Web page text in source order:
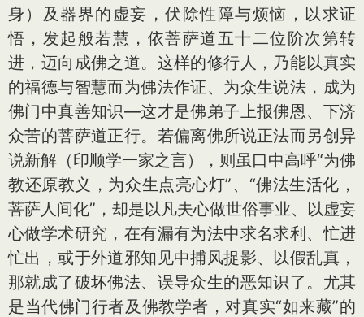
身）及器界的虚妄，伏除性障与烦恼，以求证
悟，发起般若慧，依菩萨道五十二位阶次第转
进，迈向成佛之道。这样的修行人，乃能以真实
的福德与智慧而为佛法作证、为众生说法，成为
佛门中真善知识—这才是佛弟子上报佛恩、下济
众苦的菩萨道正行。若偏离佛所说正法而另创异
说新解（印顺学一家之言），则虽口中高呼“为佛
教还原教义，为众生点亮心灯”、“佛法生活化，
菩萨人间化”，却是以凡夫心做世俗事业、以虚妄
心做学术研究，在有漏有为法中求名求利、忙进
忙出，或于外道邪知见中捕风捉影、以假乱真，
那就成了破坏佛法、误导众生的恶知识了。尤其
是当代佛门行者及佛教学者，对真实“如来藏”的